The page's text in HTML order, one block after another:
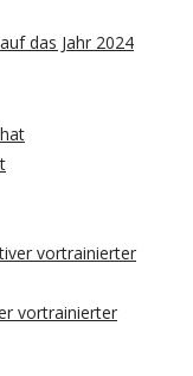
das Jahr 2024
vortrainierter